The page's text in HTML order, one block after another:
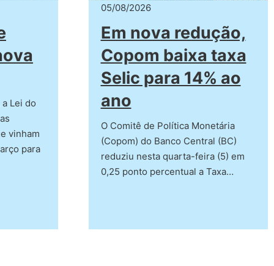
Lei do
vinham
para
05/08/2026
Em nova redução,
Copom baixa taxa
Selic para 14% ao
ano
O Comitê de Política Monetária
(Copom) do Banco Central (BC)
reduziu nesta quarta-feira (5) em
0,25 ponto percentual a Taxa…